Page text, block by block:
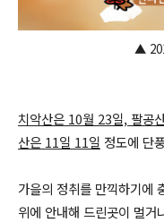
▲
치악산은 10월 23일, 팔공
산은 11일 11일 정도에 단
가을의 정취를 만끽하기에
위에 안내해 드린곳이 멀거